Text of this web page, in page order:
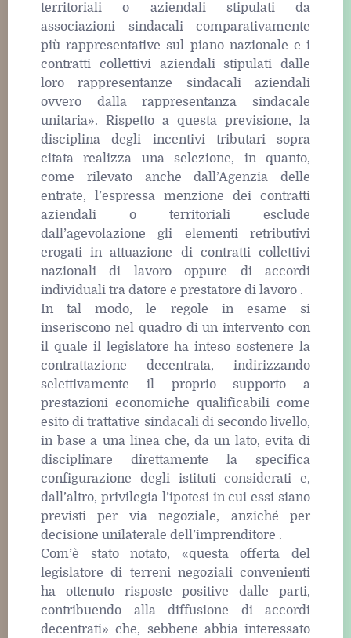
territoriali o aziendali stipulati da
associazioni sindacali comparativamente
più rappresentative sul piano nazionale e i
contratti collettivi aziendali stipulati dalle
loro rappresentanze sindacali aziendali
ovvero dalla rappresentanza sindacale
unitaria». Rispetto a questa previsione, la
disciplina degli incentivi tributari sopra
citata realizza una selezione, in quanto,
come rilevato anche dall’Agenzia delle
entrate, l’espressa menzione dei contratti
aziendali o territoriali esclude
dall’agevolazione gli elementi retributivi
erogati in attuazione di contratti collettivi
nazionali di lavoro oppure di accordi
individuali tra datore e prestatore di lavoro .
In tal modo, le regole in esame si
inseriscono nel quadro di un intervento con
il quale il legislatore ha inteso sostenere la
contrattazione decentrata, indirizzando
selettivamente il proprio supporto a
prestazioni economiche qualificabili come
esito di trattative sindacali di secondo livello,
in base a una linea che, da un lato, evita di
disciplinare direttamente la specifica
configurazione degli istituti considerati e,
dall’altro, privilegia l’ipotesi in cui essi siano
previsti per via negoziale, anziché per
decisione unilaterale dell’imprenditore .
Com’è stato notato, «questa offerta del
legislatore di terreni negoziali convenienti
ha ottenuto risposte positive dalle parti,
contribuendo alla diffusione di accordi
decentrati» che, sebbene abbia interessato